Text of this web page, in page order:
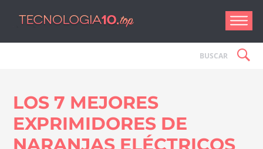
LOS 7 MEJORES
EXPRIMIDORES DE